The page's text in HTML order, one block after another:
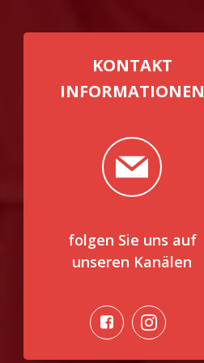
KONTAKT
INFORMATIONEN
folgen Sie uns auf
unseren Kanälen